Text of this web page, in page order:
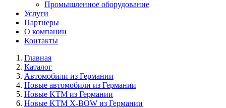
Промышленное оборудование
Услуги
Партнеры
О компании
Контакты
Главная
Каталог
Автомобили из Германии
Новые автомобили из Германии
Новые KTM из Германии
Новые KTM X-BOW из Германии